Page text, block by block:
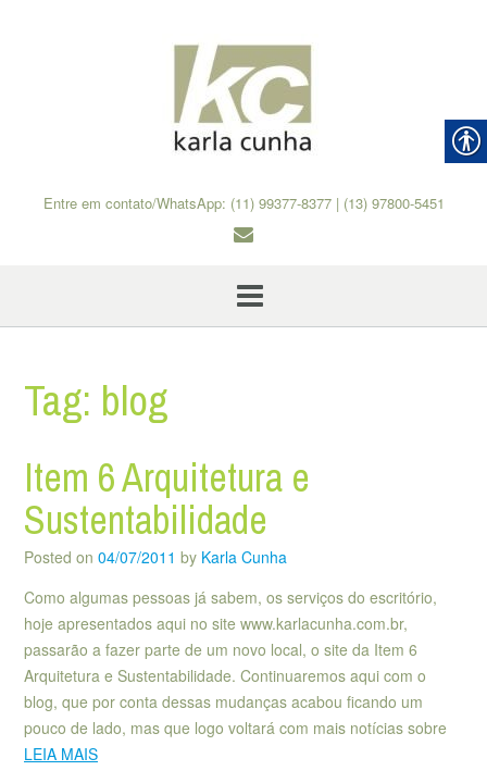
Entre em contato/WhatsApp: (11) 99377-8377 | (13) 97800-5451
Tag: blog
Item 6 Arquitetura e
Sustentabilidade
Posted on 04/07/2011 by Karla Cunha
Como algumas pessoas já sabem, os serviços do escritório,
hoje apresentados aqui no site www.karlacunha.com.br,
passarão a fazer parte de um novo local, o site da Item 6
Arquitetura e Sustentabilidade. Continuaremos aqui com o
blog, que por conta dessas mudanças acabou ficando um
pouco de lado, mas que logo voltará com mais notícias sobre
LEIA MAIS